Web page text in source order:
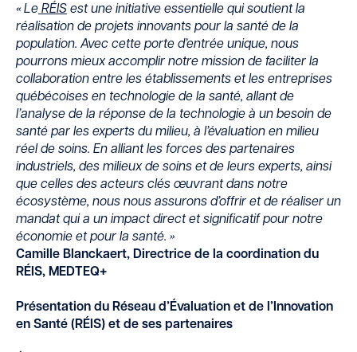
«Le RÉIS est une initiative essentielle qui soutient la
réalisation de projets innovants pour la santé de la
population. Avec cette porte d’entrée unique, nous
pourrons mieux accomplir notre mission de faciliter la
collaboration entre les établissements et les entreprises
québécoises en technologie de la santé, allant de
l’analyse de la réponse de la technologie à un besoin de
santé par les experts du milieu, à l’évaluation en milieu
réel de soins. En alliant les forces des partenaires
industriels, des milieux de soins et de leurs experts, ainsi
que celles des acteurs clés œuvrant dans notre
écosystème, nous nous assurons d’offrir et de réaliser un
mandat qui a un impact direct et significatif pour notre
économie et pour la santé. »
Camille Blanckaert, Directrice de la coordination du
RÉIS, MEDTEQ+
Présentation du Réseau d’Évaluation et de l’Innovation
en Santé (RÉIS) et de ses partenaires